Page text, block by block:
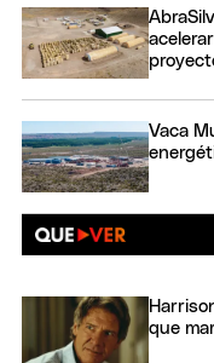
Vaca
que